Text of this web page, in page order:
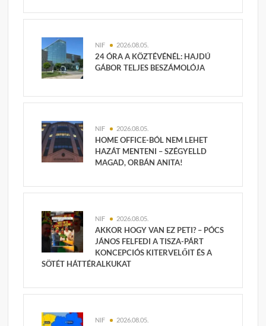
NIF 2026.08.05.
24 ÓRA A KÖZTÉVÉNÉL: HAJDÚ
GÁBOR TELJES BESZÁMOLÓJA
NIF 2026.08.05.
HOME OFFICE-BÓL NEM LEHET
HAZÁT MENTENI – SZÉGYELLD
MAGAD, ORBÁN ANITA!
NIF 2026.08.05.
AKKOR HOGY VAN EZ PETI? – PÓCS
JÁNOS FELFEDI A TISZA-PÁRT
KONCEPCIÓS KITERVELŐIT ÉS A
SÖTÉT HÁTTÉRALKUKAT
NIF 2026.08.05.